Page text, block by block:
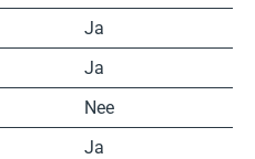
Ja
Ja
Nee
Ja